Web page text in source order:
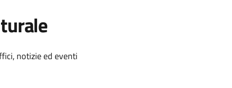
notizie ed eventi